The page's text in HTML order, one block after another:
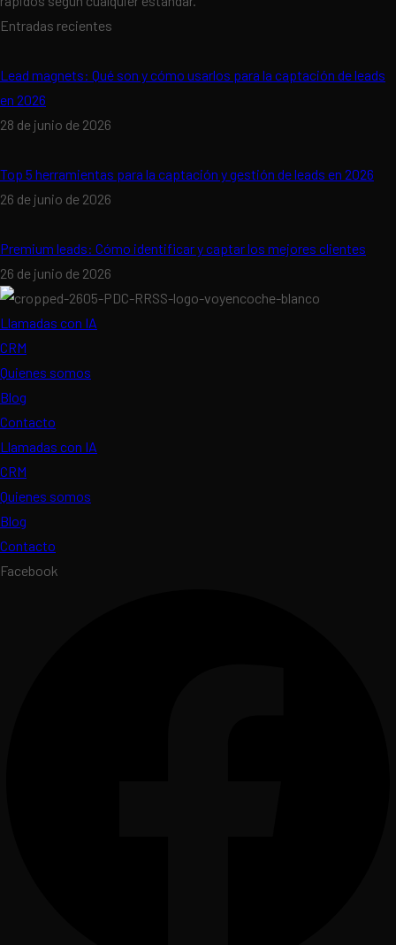
Entradas recientes
Lead magnets: Qué son y cómo usarlos para la captación de leads
en 2026
28 de junio de 2026
Top 5 herramientas para la captación y gestión de leads en 2026
26 de junio de 2026
Premium leads: Cómo identificar y captar los mejores clientes
26 de junio de 2026
Llamadas con IA
CRM
Quienes somos
Blog
Contacto
Llamadas con IA
CRM
Quienes somos
Blog
Contacto
Facebook